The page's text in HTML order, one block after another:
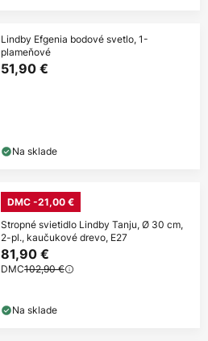
Lindby Efgenia bodové svetlo, 1-
plameňové
51,90 €
Na sklade
DMC -21,00 €
Stropné svietidlo Lindby Tanju, Ø 30 cm,
2-pl., kaučukové drevo, E27
81,90 €
DMC102,90 €
Na sklade